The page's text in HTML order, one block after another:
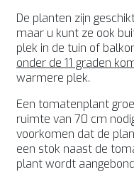
De planten zijn
maar u kunt ze ook
plek in de tuin of
onder de 11 graden
warmere plek.
Een tomatenplant
ruimte van 70 cm
voorkomen dat de
een stok naast de
plant wordt